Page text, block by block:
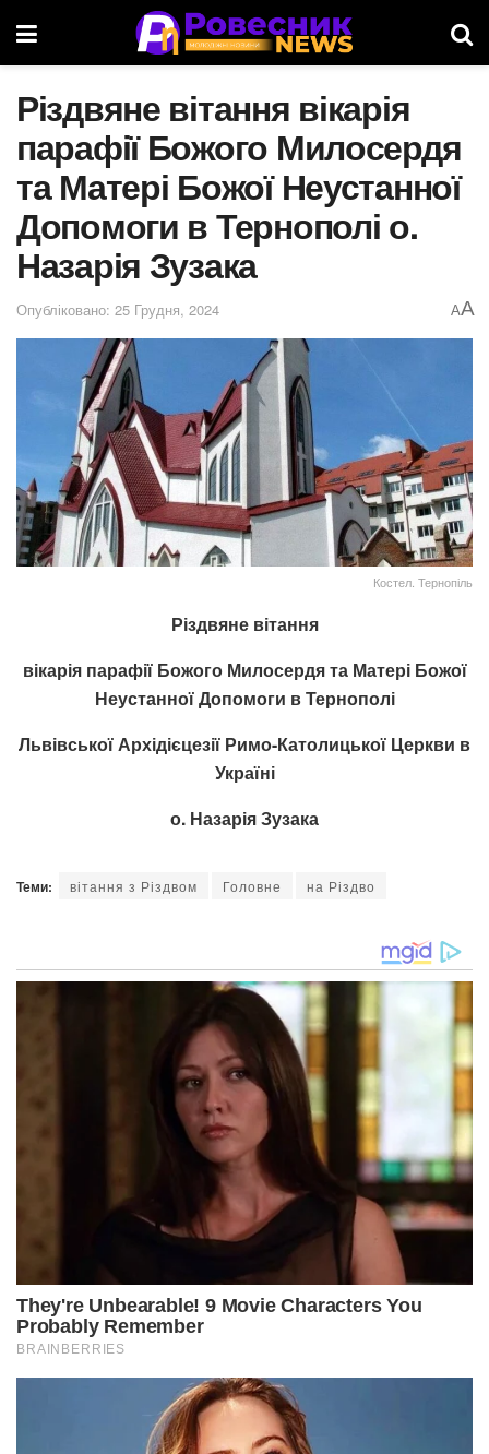
Різдвяне вітання вікарія
парафії Божого Милосердя
та Матері Божої Неустанної
Допомоги в Тернополі о.
Назарія Зузака
Опубліковано: 25 Грудня, 2024 AA
Костел. Тернопіль
Різдвяне вітання
вікарія парафії Божого Милосердя та Матері Божої
Неустанної Допомоги в Тернополі
Львівської Архідієцезії Римо-Католицької Церкви в
Україні
о. Назарія Зузака
Теми: вітання з Різдвом Головне на Різдво